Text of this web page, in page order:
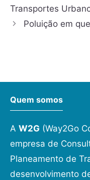
Transportes
Poluição em
Quem somos
A W2G (Way2Go
empresa de
Planeamento de
desenvolvimento